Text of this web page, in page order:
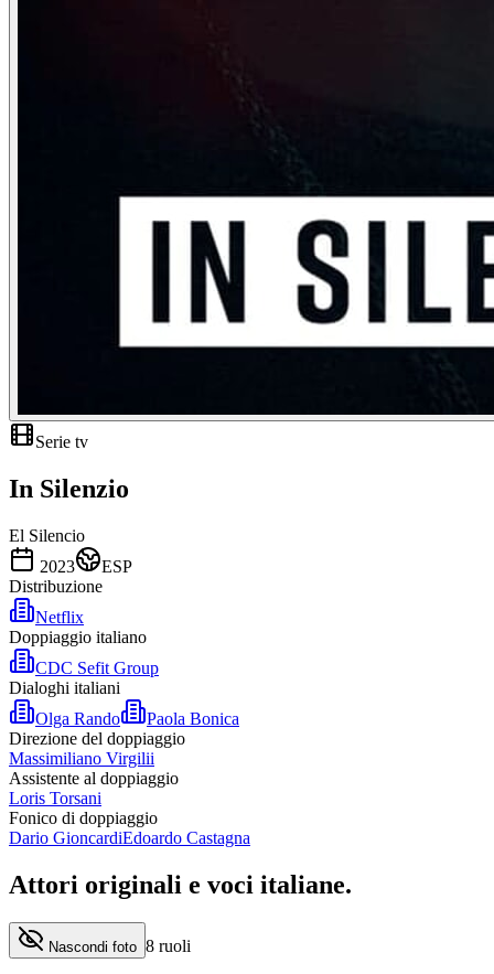
Serie tv
In Silenzio
El Silencio
2023
ESP
Distribuzione
Netflix
Doppiaggio italiano
CDC Sefit Group
Dialoghi italiani
Olga Rando
Paola Bonica
Direzione del doppiaggio
Massimiliano Virgilii
Assistente al doppiaggio
Loris Torsani
Fonico di doppiaggio
Dario GioncardiEdoardo Castagna
Attori originali e voci italiane.
Nascondi foto 8 ruoli